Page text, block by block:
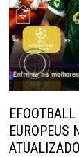
EUROPEUS